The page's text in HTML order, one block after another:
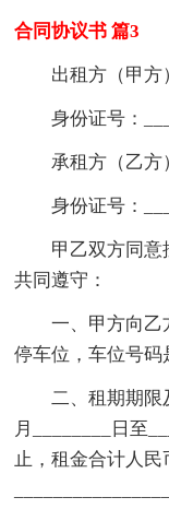
合同协议书 篇3
出租方（甲方
身份证号：
承租方（乙方
身份证号：
甲乙双方同意
共同遵守：
一、甲方向乙
停车位，车位号码
二、租期期限
月________日至
止，租金合计人民